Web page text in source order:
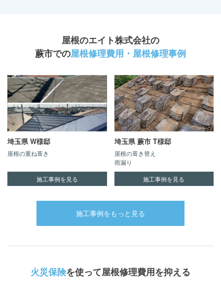
屋根のエイト株式会社の
蕨市での屋根修理費用・屋根修理事例
埼玉県 W様邸
屋根の重ね葺き
施工事例を見る
埼玉県 蕨市 T様邸
屋根の葺き替え
雨漏り
施工事例を見る
施工事例をもっと見る
火災保険を使って屋根修理費用を抑える